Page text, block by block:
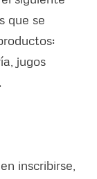
que se
jugos
inscribirse,